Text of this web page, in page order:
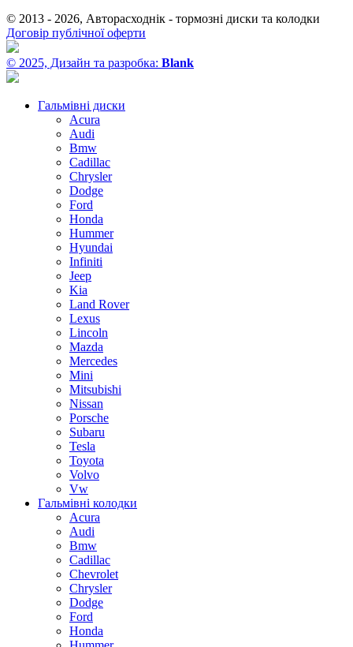
© 2013 - 2026, Авторасходнік - тормозні диски та колодки
Договір публічної оферти
© 2025, Дизайн та разробка: Blank
Гальмівні диски
Acura
Audi
Bmw
Cadillac
Chrysler
Dodge
Ford
Honda
Hummer
Hyundai
Infiniti
Jeep
Kia
Land Rover
Lexus
Lincoln
Mazda
Mercedes
Mini
Mitsubishi
Nissan
Porsche
Subaru
Tesla
Toyota
Volvo
Vw
Гальмівні колодки
Acura
Audi
Bmw
Cadillac
Chevrolet
Chrysler
Dodge
Ford
Honda